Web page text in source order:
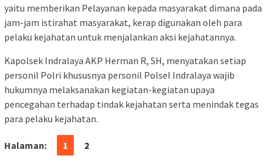
yaitu memberikan Pelayanan kepada masyarakat dimana pada
jam-jam istirahat masyarakat, kerap digunakan oleh para
pelaku kejahatan untuk menjalankan aksi kejahatannya.
Kapolsek Indralaya AKP Herman R, SH, menyatakan setiap
personil Polri khususnya personil Polsel Indralaya wajib
hukumnya melaksanakan kegiatan-kegiatan upaya
pencegahan terhadap tindak kejahatan serta menindak tegas
para pelaku kejahatan.
Halaman: 1 2